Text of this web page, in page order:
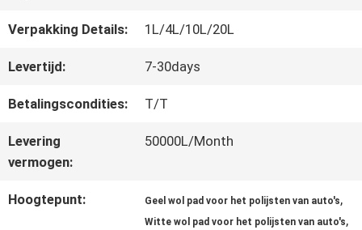
ONS
NIEUWS
VRAAG
EEN
OFFERTE
Verpakking Details: 1L/4L/10L/20L
Levertijd: 7-30days
Betalingscondities: T/T
Levering
vermogen:
50000L/Month
Hoogtepunt: Geel wol pad voor het polijsten van auto's,
Witte wol pad voor het polijsten van auto's,